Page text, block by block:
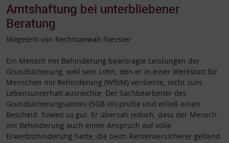
Amtshaftung bei unterbliebener
Beratung
Mitgeteilt von Rechtsanwalt Foerster
Ein Mensch mit Behinderung beantragte Leistungen der
Grundsicherung, weil sein Lohn, den er in einer Werkstatt für
Menschen mit Behinderung (WfbM) verdiente, nicht zum
Lebensunterhalt ausreichte. Der Sachbearbeiter des
Grundsicherungsamtes (SGB XII) prüfte und erließ einen
Bescheid. Soweit so gut. Er übersah jedoch, dass der Mensch
mit Behinderung auch einen Anspruch auf volle
Erwerbsminderung hatte, die beim Rentenversicherer geltend